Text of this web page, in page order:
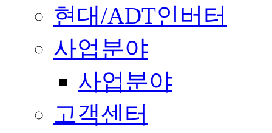
현대/ADT인버터
사업분야
사업분야
고객센터